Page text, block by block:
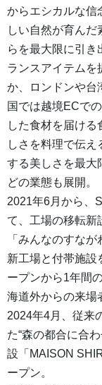
からエシカルな信
しい自然が育ん
らを最大限に引き
ランスアイテムを
か、ロンドンや台
国では越境ECで
した食材を届け
しさを料理で伝
する美しさを最大
どの業態も展開。
2021年6月から、
て、工場の移転新
「みんなのすな
新工場と付帯施設
ープンから1年間
海道外からの来場
2024年4月、従来
た“森の都合に合
設「MAISON
ープン。